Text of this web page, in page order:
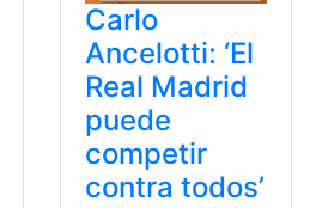
Carlo
Ancelotti: ‘El
Real Madrid
puede
competir
contra todos’